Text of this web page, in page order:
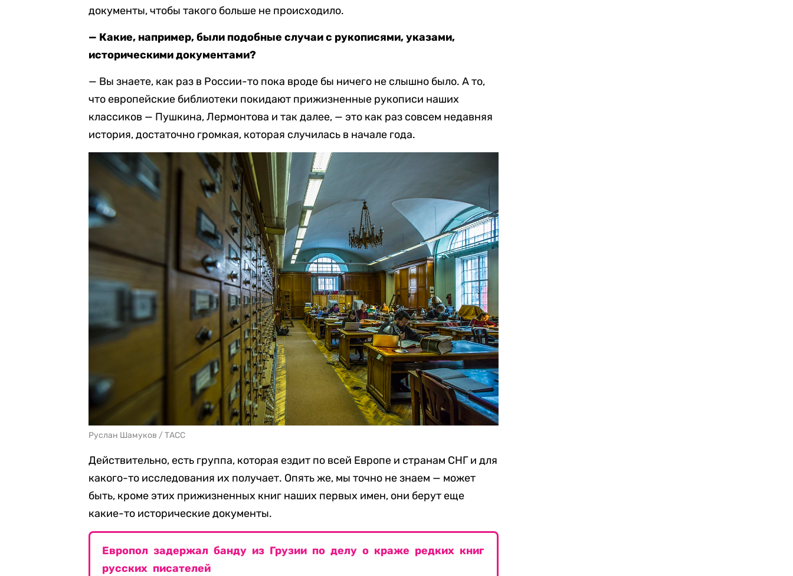
документы, чтобы такого больше не происходило.
— Какие, например, были подобные случаи с рукописями, указами,
историческими документами?
— Вы знаете, как раз в России-то пока вроде бы ничего не слышно было. А то,
что европейские библиотеки покидают прижизненные рукописи наших
классиков — Пушкина, Лермонтова и так далее, — это как раз совсем недавняя
история, достаточно громкая, которая случилась в начале года.
Руслан Шамуков / ТАСС
Действительно, есть группа, которая ездит по всей Европе и странам СНГ и для
какого-то исследования их получает. Опять же, мы точно не знаем — может
быть, кроме этих прижизненных книг наших первых имен, они берут еще
какие-то исторические документы.
Европол задержал банду из Грузии по делу о краже редких книг
русских писателей